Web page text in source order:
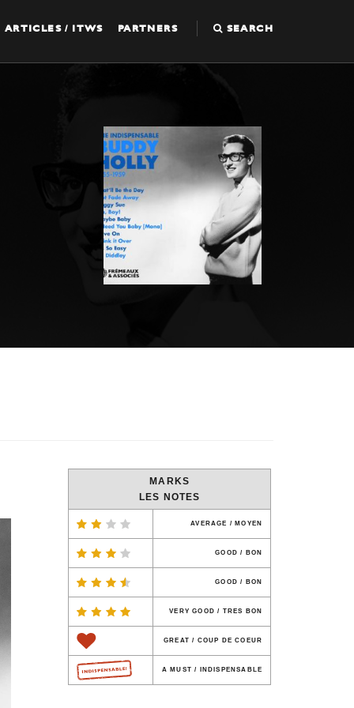
ARTICLES / ITWS PARTNERS SEARCH
MARKS
LES NOTES
AVERAGE / MOYEN
GOOD / BON
GOOD / BON
VERY GOOD / TRES BON
GREAT / COUP DE COEUR
A MUST / INDISPENSABLE